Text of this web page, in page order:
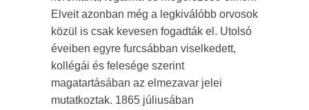
Elveit azonban még a legkiválóbb orvosok
közül is csak kevesen fogadták el. Utolsó
éveiben egyre furcsábban viselkedett,
kollégái és felesége szerint
magatartásában az elmezavar jelei
mutatkoztak. 1865 júliusában